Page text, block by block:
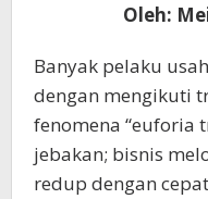
Oleh:
Banyak pelaku
dengan mengikuti
fenomena “euforia
jebakan; bisnis
redup dengan